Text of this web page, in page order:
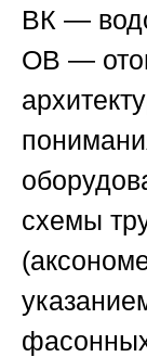
ВК —
ОВ —
схемы